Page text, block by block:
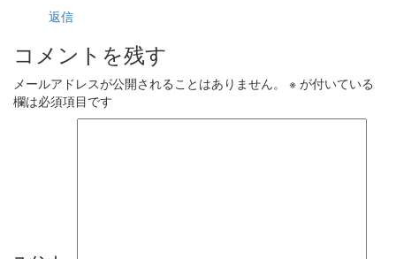
返信
コメントを残す
メールアドレスが公開されることはありません。 ※ が付いている
欄は必須項目です